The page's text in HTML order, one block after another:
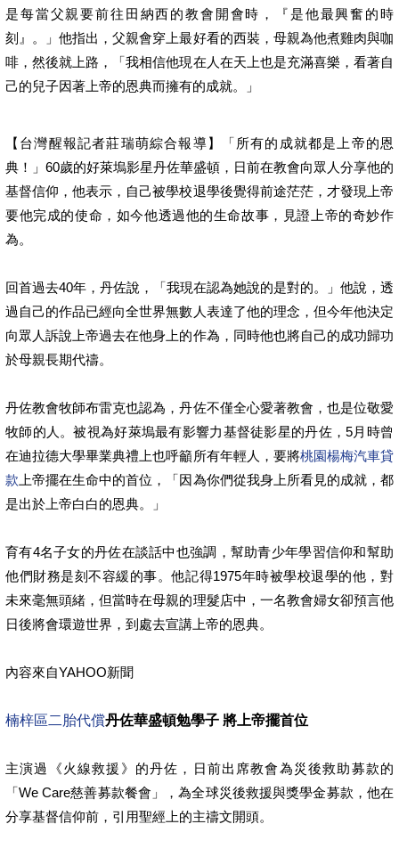
是每當父親要前往田納西的教會開會時，『是他最興奮的時
刻』。」他指出，父親會穿上最好看的西裝，母親為他煮雞肉與咖
啡，然後就上路，「我相信他現在人在天上也是充滿喜樂，看著自
己的兒子因著上帝的恩典而擁有的成就。」
【台灣醒報記者莊瑞萌綜合報導】「所有的成就都是上帝的恩
典！」60歲的好萊塢影星丹佐華盛頓，日前在教會向眾人分享他的
基督信仰，他表示，自己被學校退學後覺得前途茫茫，才發現上帝
要他完成的使命，如今他透過他的生命故事，見證上帝的奇妙作
為。
回首過去40年，丹佐說，「我現在認為她說的是對的。」他說，透
過自己的作品已經向全世界無數人表達了他的理念，但今年他決定
向眾人訴說上帝過去在他身上的作為，同時他也將自己的成功歸功
於母親長期代禱。
丹佐教會牧師布雷克也認為，丹佐不僅全心愛著教會，也是位敬愛
牧師的人。被視為好萊塢最有影響力基督徒影星的丹佐，5月時曾
在迪拉德大學畢業典禮上也呼籲所有年輕人，要將桃園楊梅汽車貸
款 上帝擺在生命中的首位，「因為你們從我身上所看見的成就，都
是出於上帝白白的恩典。」
育有4名子女的丹佐在談話中也強調，幫助青少年學習信仰和幫助
他們財務是刻不容緩的事。他記得1975年時被學校退學的他，對
未來毫無頭緒，但當時在母親的理髮店中，一名教會婦女卻預言他
日後將會環遊世界，到處去宣講上帝的恩典。
內容來自YAHOO新聞
楠梓區二胎代償丹佐華盛頓勉學子 將上帝擺首位
主演過《火線救援》的丹佐，日前出席教會為災後救助募款的
「We Care慈善募款餐會」，為全球災後救援與獎學金募款，他在
分享基督信仰前，引用聖經上的主禱文開頭。